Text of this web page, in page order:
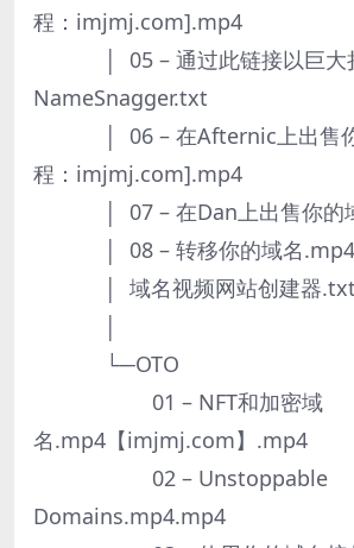
程：imjmj.com].mp4
│ 05 – 通过此链接以巨大
NameSnagger.txt
│ 06 – 在Afternic上出售你
程：imjmj.com].mp4
│ 07 – 在Dan上出售你的
│ 08 – 转移你的域名.mp4
│ 域名视频网站创建器.txt
└─OTO
01 – NFT和加密域
名.mp4【imjmj.com】.mp4
02 – Unstoppable
Domains.mp4.mp4